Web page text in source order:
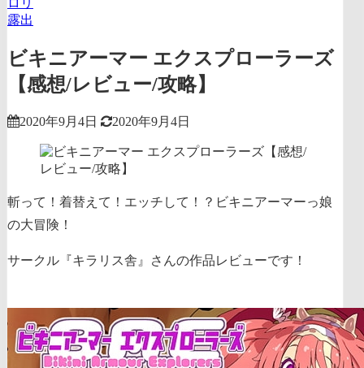
ロリ
露出
ビキニアーマー エクスプローラーズ
【感想/レビュー/攻略】
2020年9月4日 2020年9月4日
斬って！着替えて！エッチして！？ビキニアーマーっ娘
の大冒険！
サークル『キラリス舎』さんの作品レビューです！